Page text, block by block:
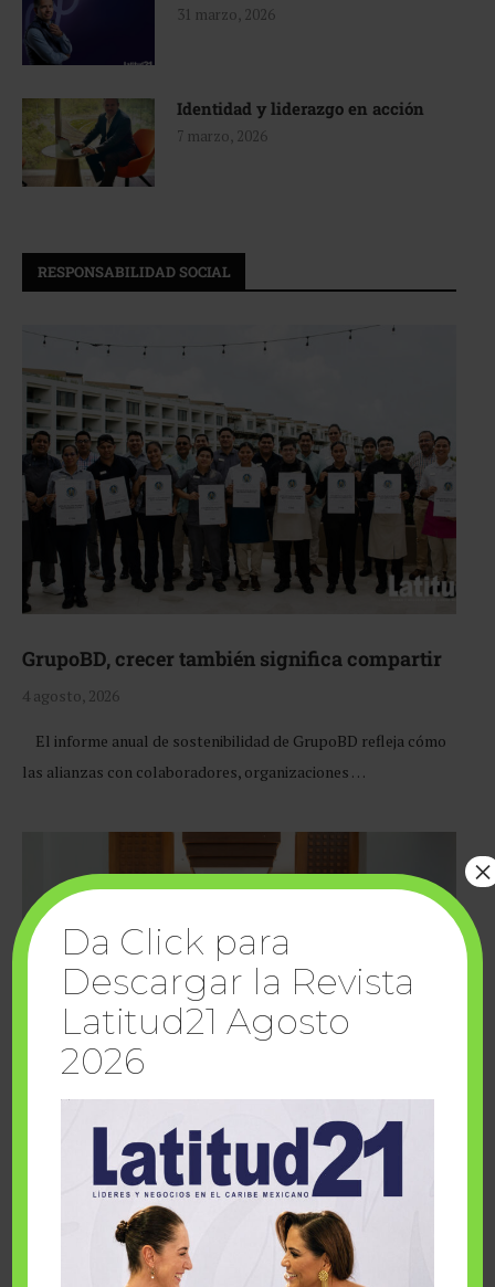
31 marzo, 2026
Identidad y liderazgo en acción
7 marzo, 2026
RESPONSABILIDAD SOCIAL
GrupoBD, crecer también significa compartir
4 agosto, 2026
El informe anual de sostenibilidad de GrupoBD refleja cómo
las alianzas con colaboradores, organizaciones …
Cuando la solidaridad inspira; cumplen
sueños Fairmont Mayakoba y Make-A-Wish
Da Click para
Descargar la Revista
Latitud21 Agosto
2026
×